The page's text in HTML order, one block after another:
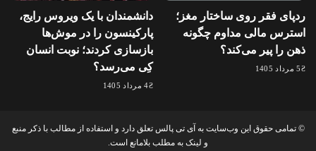
ردپای فقر روی ساختار مغز؛
استرس مالی مداوم چگونه
ذهن را پیر می‌کند؟
5 مرداد 1405
دانشمندان با یک ویروس رایج،
پارکینسون را در موش‌ها
بازسازی کردند؛ نوبت انسان
کِی می‌رسد؟
4 مرداد 1405
© تمامی حقوق این وب‌سایت به آی تی پالس تعلق دارد و استفاده از مطالب با ذکر منبع
و لینک به مطلب بلامانع است.